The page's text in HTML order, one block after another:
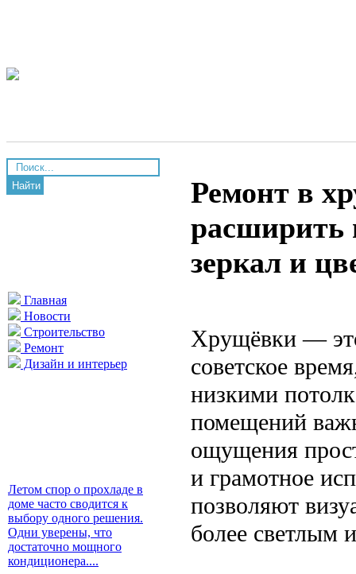
Найти
Главная
Новости
Строительство
Ремонт
Дизайн и интерьер
Летом спор о прохладе в
доме часто сводится к
выбору одного решения.
Одни уверены, что
достаточно мощного
кондиционера....
Ремонт в
расширить
зеркал и
Хрущёвки —
советское
низкими
помещений
ощущения
и грамотное
позволяют
более светлым